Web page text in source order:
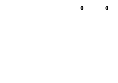
0 0